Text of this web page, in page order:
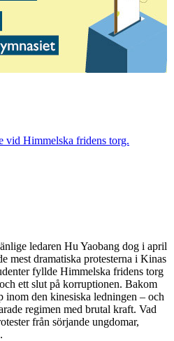
ledaren Hu Yaobang dog i april
mest dramatiska protesterna i Kinas
fyllde Himmelska fridens torg
ett slut på korruptionen. Bakom
inom den kinesiska ledningen – och
regimen med brutal kraft. Vad
från sörjande ungdomar,